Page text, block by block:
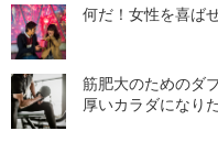
何だ！女性を喜ば
筋肥大のためのダ
厚いカラダになり